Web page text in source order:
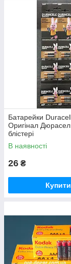
Батарейки
Оригінал
блістері
В наявності
26 ₴
Купити